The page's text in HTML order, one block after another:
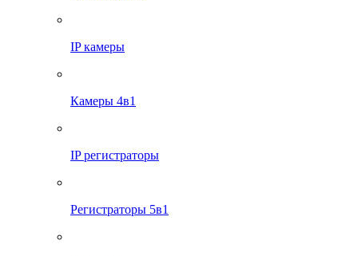
IP камеры
Камеры 4в1
IP регистраторы
Регистраторы 5в1